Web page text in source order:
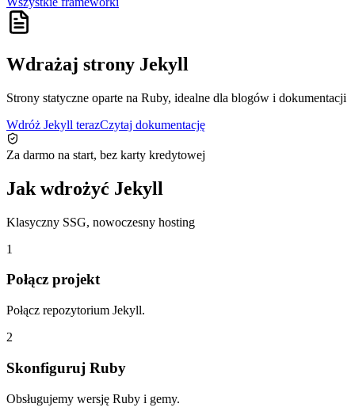
Wdrażaj strony Jekyll
Strony statyczne oparte na Ruby, idealne dla blogów i dokumentacji
Wdróż Jekyll terazCzytaj dokumentację
Za darmo na start, bez karty kredytowej
Jak wdrożyć Jekyll
Klasyczny SSG, nowoczesny hosting
1
Połącz projekt
Połącz repozytorium Jekyll.
2
Skonfiguruj Ruby
Obsługujemy wersję Ruby i gemy.